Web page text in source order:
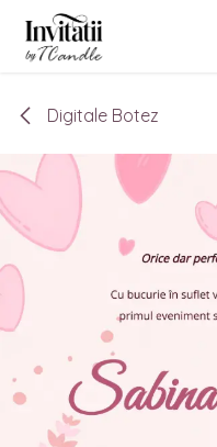
Sari la conținut
Digitale Botez